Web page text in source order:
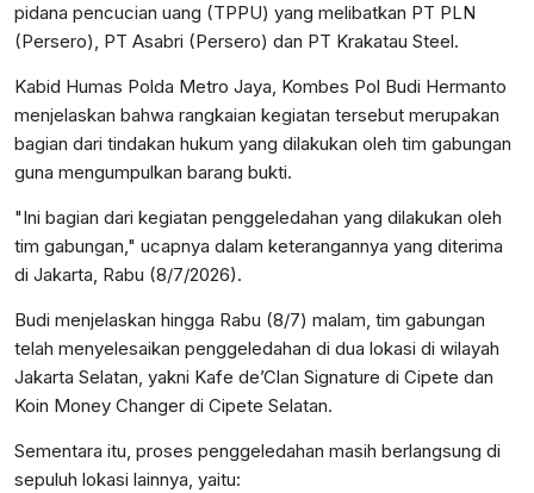
pidana pencucian uang (TPPU) yang melibatkan PT PLN
(Persero), PT Asabri (Persero) dan PT Krakatau Steel.
​Kabid Humas Polda Metro Jaya, Kombes Pol Budi Hermanto
menjelaskan bahwa rangkaian kegiatan tersebut merupakan
bagian dari tindakan hukum yang dilakukan oleh tim gabungan
guna mengumpulkan barang bukti.
​"Ini bagian dari kegiatan penggeledahan yang dilakukan oleh
tim gabungan," ucapnya dalam keterangannya yang diterima
di Jakarta, Rabu (8/7/2026).
Budi menjelaskan hingga Rabu (8/7) malam, tim gabungan
telah menyelesaikan penggeledahan di dua lokasi di wilayah
Jakarta Selatan, yakni Kafe de’Clan Signature di Cipete dan
Koin Money Changer di Cipete Selatan.
​Sementara itu, proses penggeledahan masih berlangsung di
sepuluh lokasi lainnya, yaitu: